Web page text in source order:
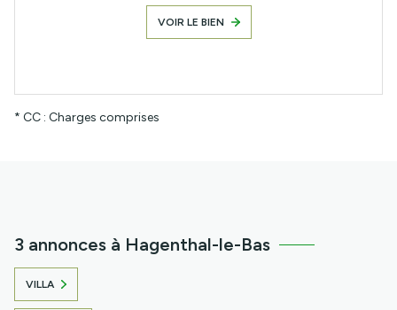
VOIR LE BIEN
* CC : Charges comprises
3 annonces à Hagenthal-le-Bas
VILLA